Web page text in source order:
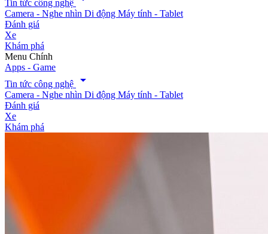
Tin tức công nghệ
Camera - Nghe nhìn Di động Máy tính - Tablet
Đánh giá
Xe
Khám phá
search
Menu Chính
Apps - Game
Tin tức công nghệ
arrow_drop_down
Camera - Nghe nhìn Di động Máy tính - Tablet
Đánh giá
Xe
Khám phá